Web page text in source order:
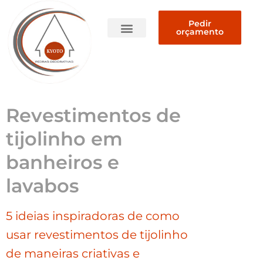
Pedir
orçamento
Revestimentos de
tijolinho em
banheiros e
lavabos
5 ideias inspiradoras de como
usar revestimentos de tijolinho
de maneiras criativas e